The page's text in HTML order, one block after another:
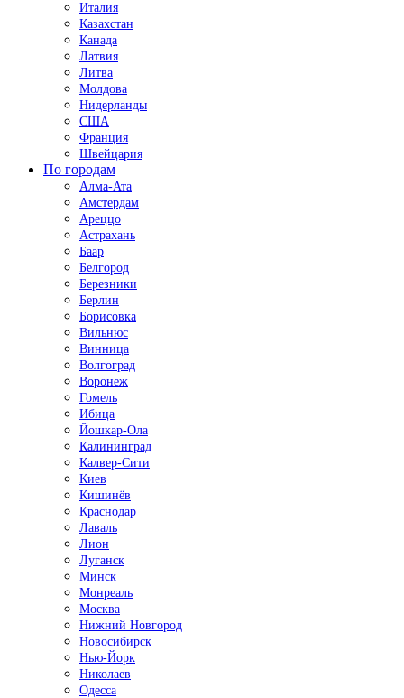
Италия
Казахстан
Канада
Латвия
Литва
Молдова
Нидерланды
США
Франция
Швейцария
По городам
Алма-Ата
Амстердам
Ареццо
Астрахань
Баар
Белгород
Березники
Берлин
Борисовка
Вильнюс
Винница
Волгоград
Воронеж
Гомель
Ибица
Йошкар-Ола
Калининград
Калвер-Сити
Киев
Кишинёв
Краснодар
Лаваль
Лион
Луганск
Минск
Монреаль
Москва
Нижний Новгород
Новосибирск
Нью-Йорк
Николаев
Одесса